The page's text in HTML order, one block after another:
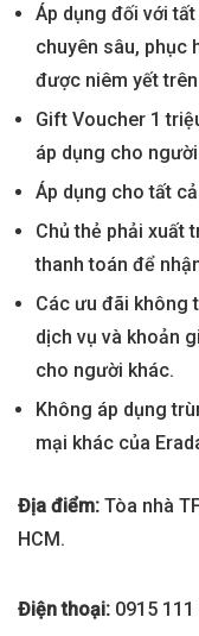
Áp dụng đối với
chuyên sâu, phục
được niêm yết trên
Gift Voucher 1
áp dụng cho
Áp dụng cho tất
Chủ thẻ phải xuất
thanh toán để
Các ưu đãi không
dịch vụ và khoản
cho người khác.
Không áp dụng
mại khác của
Địa điểm: Tòa nhà
HCM.
Điện thoại: 0915